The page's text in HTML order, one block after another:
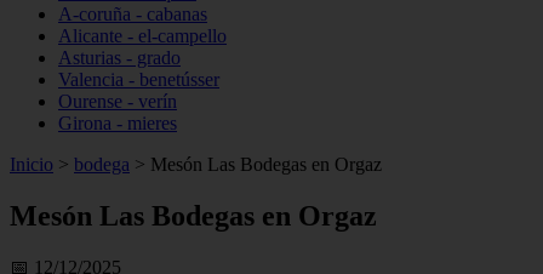
A-coruña - cabanas
Alicante - el-campello
Asturias - grado
Valencia - benetússer
Ourense - verín
Girona - mieres
Inicio > bodega > Mesón Las Bodegas en Orgaz
Mesón Las Bodegas en Orgaz
📅 12/12/2025